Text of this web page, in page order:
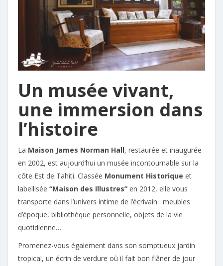
Un musée vivant,
une immersion dans
l’histoire
La Maison James Norman Hall, restaurée et inaugurée
en 2002, est aujourd’hui un musée incontournable sur la
côte Est de Tahiti. Classée Monument Historique et
labellisée “Maison des Illustres” en 2012, elle vous
transporte dans l’univers intime de l’écrivain : meubles
d’époque, bibliothèque personnelle, objets de la vie
quotidienne…
Promenez-vous également dans son somptueux jardin
tropical, un écrin de verdure où il fait bon flâner de jour